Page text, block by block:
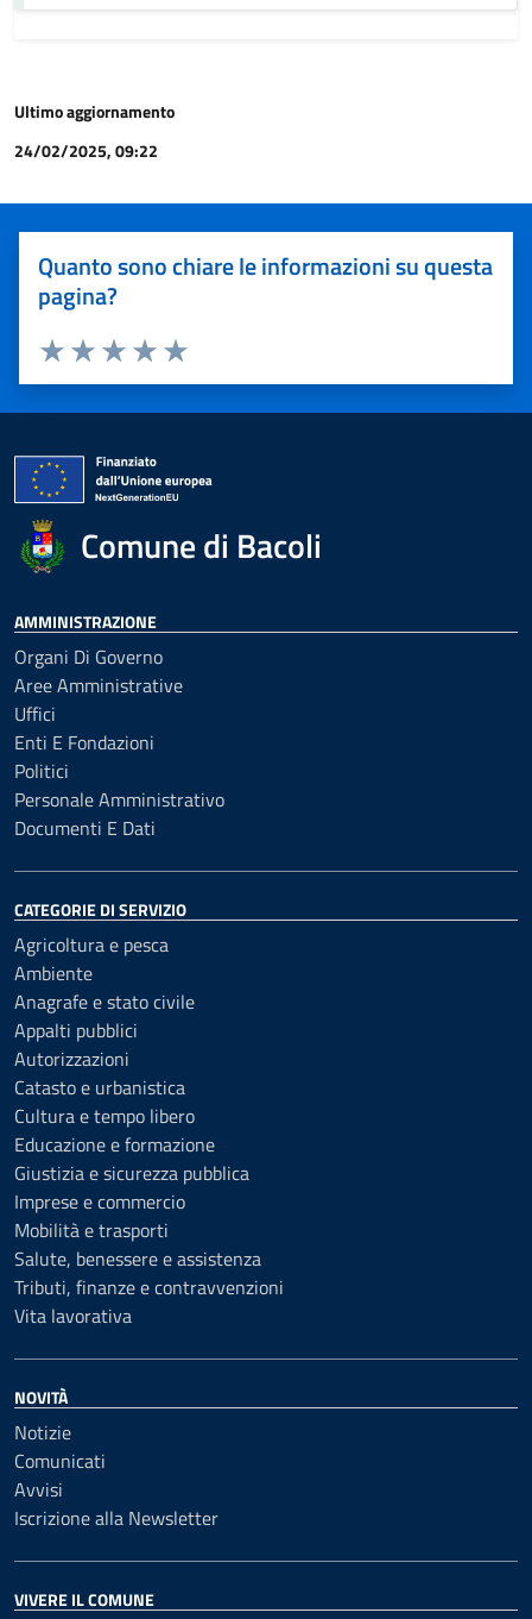
Ultimo aggiornamento
24/02/2025, 09:22
Quanto sono chiare le informazioni su questa
pagina?
Valuta 5 stelle su 5
Valuta 4 stelle su 5
Valuta 3 stelle su 5
Valuta 2 stelle su 5
Valuta 1 stelle su 5
Comune di Bacoli
AMMINISTRAZIONE
Organi Di Governo
Aree Amministrative
Uffici
Enti E Fondazioni
Politici
Personale Amministrativo
Documenti E Dati
CATEGORIE DI SERVIZIO
Agricoltura e pesca
Ambiente
Anagrafe e stato civile
Appalti pubblici
Autorizzazioni
Catasto e urbanistica
Cultura e tempo libero
Educazione e formazione
Giustizia e sicurezza pubblica
Imprese e commercio
Mobilità e trasporti
Salute, benessere e assistenza
Tributi, finanze e contravvenzioni
Vita lavorativa
NOVITÀ
Notizie
Comunicati
Avvisi
Iscrizione alla Newsletter
VIVERE IL COMUNE